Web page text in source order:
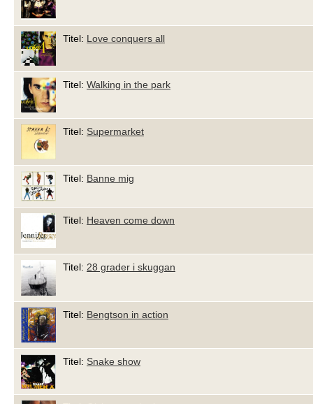
Titel: Love conquers all
Titel: Walking in the park
Titel: Supermarket
Titel: Banne mig
Titel: Heaven come down
Titel: 28 grader i skuggan
Titel: Bengtson in action
Titel: Snake show